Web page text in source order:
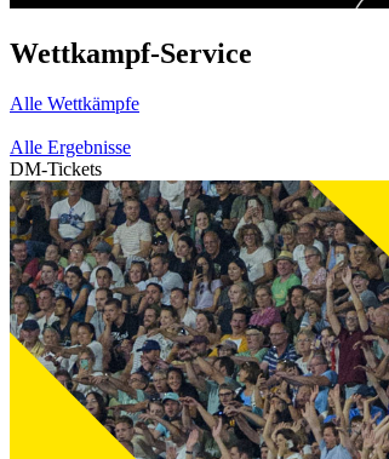
Wettkampf-Service
Alle Wettkämpfe
Alle Ergebnisse
DM-Tickets